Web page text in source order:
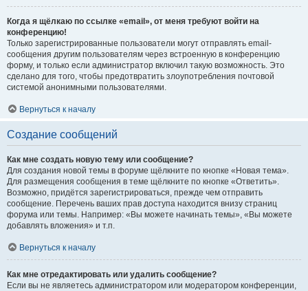
Когда я щёлкаю по ссылке «email», от меня требуют войти на
конференцию!
Только зарегистрированные пользователи могут отправлять email-
сообщения другим пользователям через встроенную в конференцию
форму, и только если администратор включил такую возможность. Это
сделано для того, чтобы предотвратить злоупотребления почтовой
системой анонимными пользователями.
Вернуться к началу
Создание сообщений
Как мне создать новую тему или сообщение?
Для создания новой темы в форуме щёлкните по кнопке «Новая тема».
Для размещения сообщения в теме щёлкните по кнопке «Ответить».
Возможно, придётся зарегистрироваться, прежде чем отправить
сообщение. Перечень ваших прав доступа находится внизу страниц
форума или темы. Например: «Вы можете начинать темы», «Вы можете
добавлять вложения» и т.п.
Вернуться к началу
Как мне отредактировать или удалить сообщение?
Если вы не являетесь администратором или модератором конференции,